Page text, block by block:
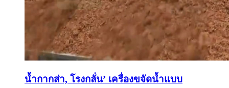
น้ำกากส่า, โรงกลั่น’ เครื่องขจัดน้ำแบบ